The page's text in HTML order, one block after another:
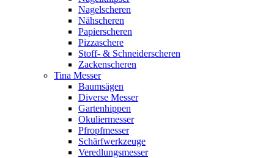
Nagelscheren
Nähscheren
Papierscheren
Pizzaschere
Stoff- & Schneiderscheren
Zackenscheren
Tina Messer
Baumsägen
Diverse Messer
Gartenhippen
Okuliermesser
Pfropfmesser
Schärfwerkzeuge
Veredlungsmesser